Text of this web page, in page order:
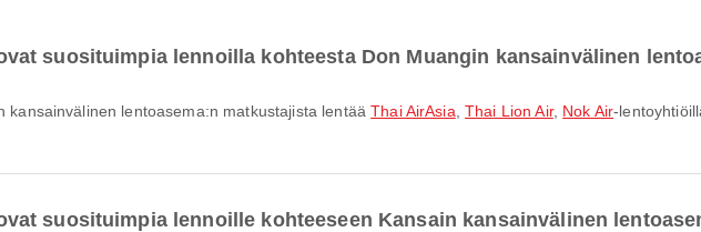
suosituimpia lennoilla kohteesta Don Muangin kansainvälinen
kansainvälinen lentoasema:n matkustajista lentääThai AirAsia ,Thai Lion Air, Nok Air-
suosituimpia lennoille kohteeseen Kansain kansainvälinen